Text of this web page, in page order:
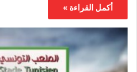
أكمل القراءة »